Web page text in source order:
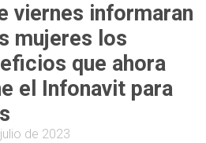
viernes informaran
mujeres los
que ahora
el Infonavit para
de 2023